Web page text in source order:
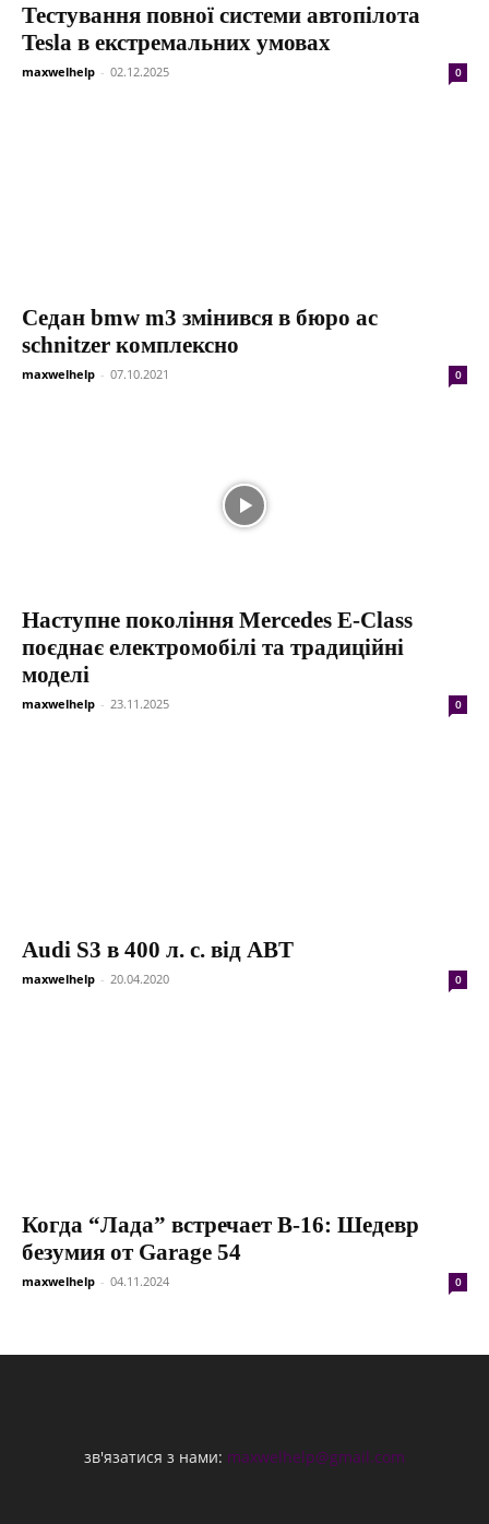
Тестування повної системи автопілота
Tesla в екстремальних умовах
maxwelhelp - 02.12.2025 0
Седан bmw m3 змінився в бюро ac
schnitzer комплексно
maxwelhelp - 07.10.2021 0
Наступне покоління Mercedes E-Class
поєднає електромобілі та традиційні
моделі
maxwelhelp - 23.11.2025 0
Audi S3 в 400 л. с. від ABT
maxwelhelp - 20.04.2020 0
Когда “Лада” встречает В-16: Шедевр
безумия от Garage 54
maxwelhelp - 04.11.2024 0
зв'язатися з нами: maxwelhelp@gmail.com